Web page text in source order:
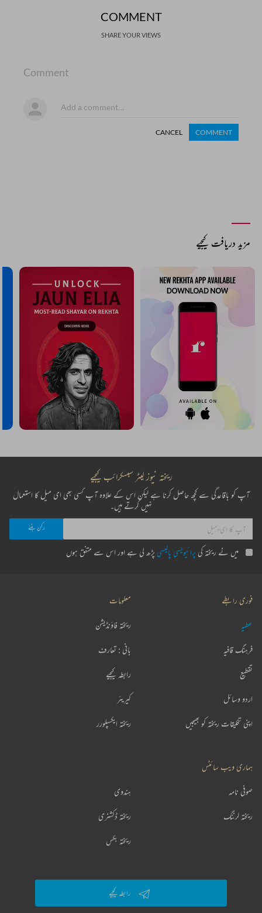
COMMENT
SHARE YOUR VIEWS
Comment
CANCEL COMMENT
مزید دریافت کیجیے
ریختہ نیوز لیٹر سبسکرائب کیجیے
آپ کو باقاعدگی سے کچھ حاصل کرنا ہے لیکن اس کے علاوہ آپ کسی بھی ای میل کا استعمال
نہیں کرتے ہیں۔
میں نے ریختہ کی پرائیویسی پالیسی پڑھ لی ہے اور اس سے متفق ہوں
فوری رابطے
عطیہ
فرہنگ قافیہ
تقطیع
اردو وسائل
اپنی تخلیقات ریختہ کو بھیجیں
معلومات
ریختہ فاؤنڈیشن
بانی : تعارف
رابطہ کیجیے
کیریئر
ریختہ ایکسپلورر
ہماری ویب سائٹس
ہندوی صوفی نامہ
ریختہ ڈکشنری ریختہ لرننگ
ریختہ بکس
رابطہ کیجیے